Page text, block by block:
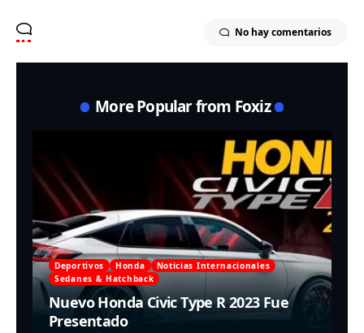
No hay comentarios
More Popular from Foxiz
Deportivos Honda
Noticias Internacionales
Sedanes & Hatchback
Nuevo Honda Civic Type R 2023 Fue
Presentado